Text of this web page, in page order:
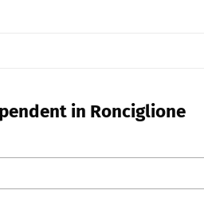
in Ronciglione